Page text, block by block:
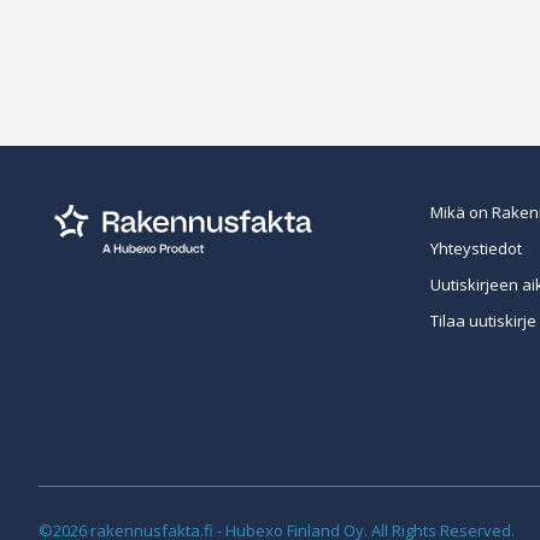
Mikä on
Yhteystiedot
Uutiskirjeen
Tilaa uutiskirje
©2026 rakennusfakta.fi - Hubexo Finland Oy. All Rights Reserved.